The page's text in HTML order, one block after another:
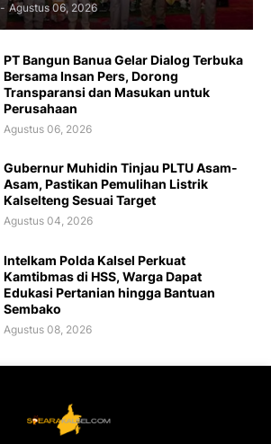
- Agustus 06, 2026
PT Bangun Banua Gelar Dialog Terbuka
Bersama Insan Pers, Dorong
Transparansi dan Masukan untuk
Perusahaan
Agustus 06, 2026
Gubernur Muhidin Tinjau PLTU Asam-
Asam, Pastikan Pemulihan Listrik
Kalselteng Sesuai Target
Agustus 04, 2026
Intelkam Polda Kalsel Perkuat
Kamtibmas di HSS, Warga Dapat
Edukasi Pertanian hingga Bantuan
Sembako
Agustus 08, 2026